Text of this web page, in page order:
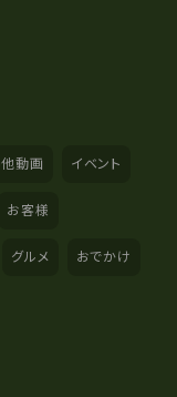
動画 イベント
お客様
グルメ おでかけ